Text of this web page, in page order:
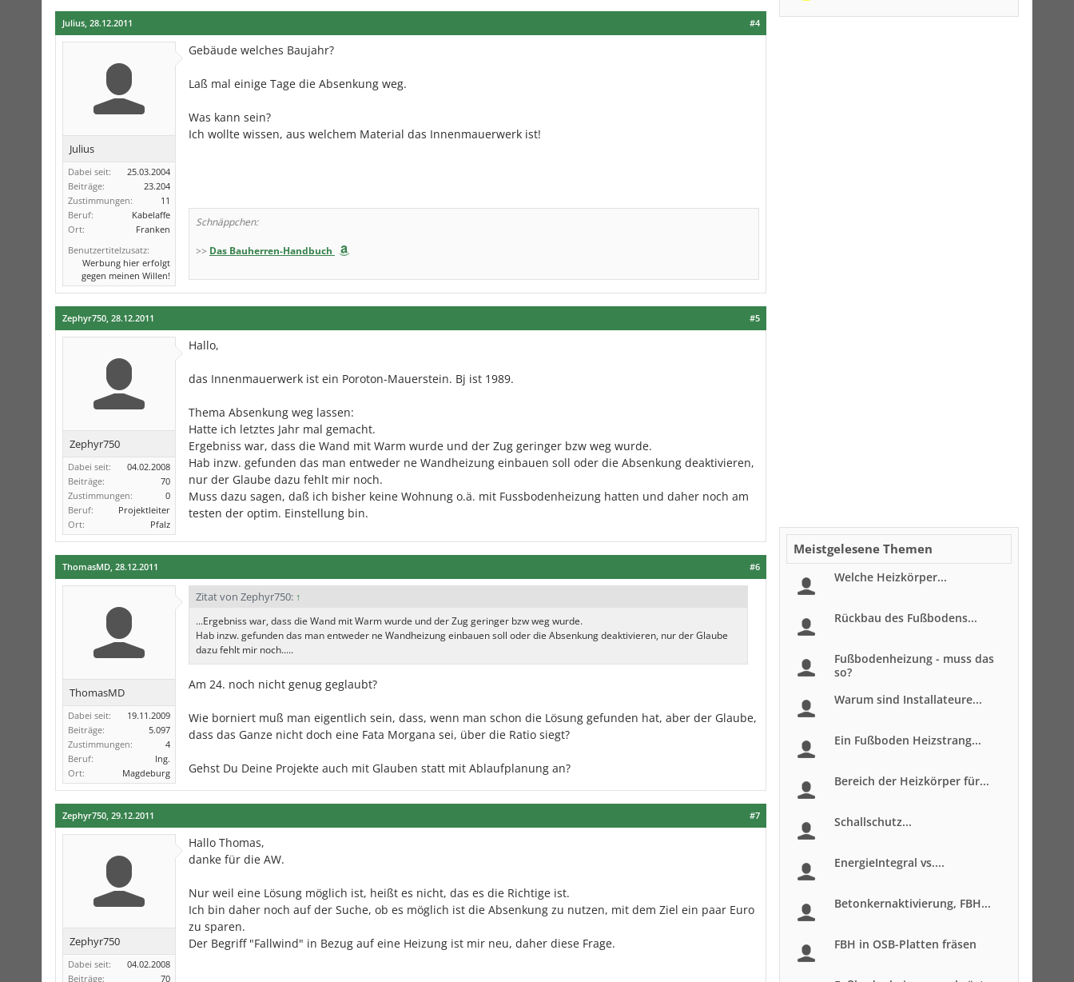
#4
Julius, 28.12.2011
Julius
Dabei seit:
25.03.2004
Beiträge:
23.204
Zustimmungen:
11
Beruf:
Kabelaffe
Ort:
Franken
Benutzertitelzusatz:
Werbung hier erfolgt
gegen meinen Willen!
Gebäude welches Baujahr?
Laß mal einige Tage die Absenkung weg.
Was kann sein?
Ich wollte wissen, aus welchem Material das Innenmauerwerk ist!
Schnäppchen:
>> Das Bauherren-Handbuch
#5
Zephyr750, 28.12.2011
Zephyr750
Dabei seit:
04.02.2008
Beiträge:
70
Zustimmungen:
0
Beruf:
Projektleiter
Ort:
Pfalz
Hallo,
das Innenmauerwerk ist ein Poroton-Mauerstein. Bj ist 1989.
Thema Absenkung weg lassen:
Hatte ich letztes Jahr mal gemacht.
Ergebniss war, dass die Wand mit Warm wurde und der Zug geringer bzw weg wurde.
Hab inzw. gefunden das man entweder ne Wandheizung einbauen soll oder die Absenkung deaktivieren,
nur der Glaube dazu fehlt mir noch.
Muss dazu sagen, daß ich bisher keine Wohnung o.ä. mit Fussbodenheizung hatten und daher noch am
testen der optim. Einstellung bin.
#6
ThomasMD, 28.12.2011
ThomasMD
Dabei seit:
19.11.2009
Beiträge:
5.097
Zustimmungen:
4
Beruf:
Ing.
Ort:
Magdeburg
Zitat von Zephyr750: ↑
...Ergebniss war, dass die Wand mit Warm wurde und der Zug geringer bzw weg wurde.
Hab inzw. gefunden das man entweder ne Wandheizung einbauen soll oder die Absenkung deaktivieren, nur der Glaube
dazu fehlt mir noch.....
Am 24. noch nicht genug geglaubt?
Wie borniert muß man eigentlich sein, dass, wenn man schon die Lösung gefunden hat, aber der Glaube,
dass das Ganze nicht doch eine Fata Morgana sei, über die Ratio siegt?
Gehst Du Deine Projekte auch mit Glauben statt mit Ablaufplanung an?
#7
Zephyr750, 29.12.2011
Zephyr750
Dabei seit:
04.02.2008
Beiträge:
70
Hallo Thomas,
danke für die AW.
Nur weil eine Lösung möglich ist, heißt es nicht, das es die Richtige ist.
Ich bin daher noch auf der Suche, ob es möglich ist die Absenkung zu nutzen, mit dem Ziel ein paar Euro
zu sparen.
Der Begriff "Fallwind" in Bezug auf eine Heizung ist mir neu, daher diese Frage.
Meistgelesene Themen
Welche Heizkörper...
Rückbau des Fußbodens...
Fußbodenheizung - muss das
so?
Warum sind Installateure...
Ein Fußboden Heizstrang...
Bereich der Heizkörper für...
Schallschutz...
EnergieIntegral vs....
Betonkernaktivierung, FBH...
FBH in OSB-Platten fräsen